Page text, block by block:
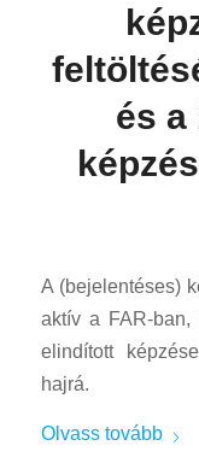
és a
A (bejelentéses)
aktív a FAR-ban,
elindított
hajrá.
Olvass tovább